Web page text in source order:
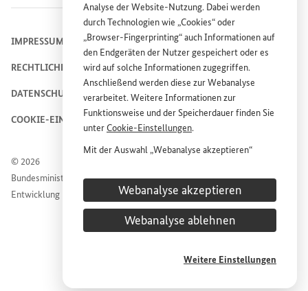
Analyse derWebsite-Nutzung. Dabei werden
durch Technologien wie „Cookies“ oder
„Browser-Fingerprinting“ auch Informationen auf
den Endgeräten der Nutzer gespeichert oder es
wird auf solche Informationen zugegriffen.
Anschließend werden diese zur Webanalyse
verarbeitet. Weitere Informationen zur
Funktionsweise und der Speicherdauer finden Sie
unterCookie-Einstellungen.
Mit der Auswahl „Webanalyse akzeptieren“
Dienstes „Matomo“ auf derWebsitedes
Bundesministeriums für wirtschaftliche
Entwicklung und Zusammenarbeit (BMZ) zu.
Diese Einwilligung ist freiwillig, für die Nutzung
jederzeit für die Zukunft unterCookie-
Webanalyse akzeptieren
Webanalyse ablehnen
Weitere Einstellungen
© 2026
Bundesministerium für wirtschaftliche Zusammenarbeit und
Entwicklung
IMPRESSUM
RECHTLICHE HINWEISE
DATENSCHUTZHINWEIS
COOKIE-EINSTELLUNGEN